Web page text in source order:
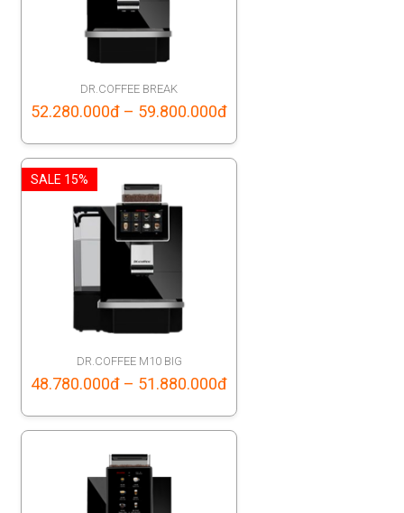
DR.COFFEE BREAK
52.280.000đ – 59.800.000đPrice
range:
52.280.000đ
SALE 15%
DR.COFFEE M10 BIG
48.780.000đ – 51.880.000đPrice
range:
48.780.000đ